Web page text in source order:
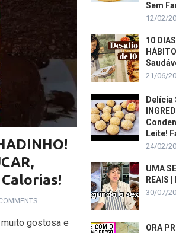
Calorias!
gostosa e
Sem
12/02/
10
21/06/
Delícia
Leite!
24/02/
UMA
REAIS
30/07/
ORA